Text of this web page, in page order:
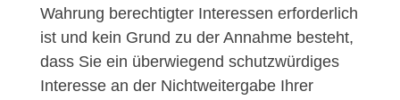
Wahrung berechtigter Interessen erforderlich
ist und kein Grund zu der Annahme besteht,
dass Sie ein überwiegend schutzwürdiges
Interesse an der Nichtweitergabe Ihrer